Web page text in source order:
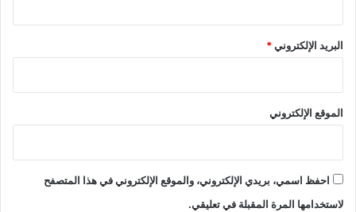
البريد الإلكتروني*
الموقع الإلكتروني
احفظ اسمي، بريدي الإلكتروني، والموقع الإلكتروني في هذا المتصفح
لاستخدامها المرة المقبلة في تعليقي.